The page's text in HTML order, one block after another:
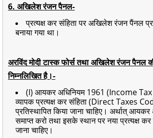
6. अखिलेश रंजन पैनल-
प्रत्यक्ष कर संहिता पर अखिलेश रंजन पैंनल
बनाया गया था।
अरविंद मोदी टास्क फोर्स तथा अखिलेश रंजन पैनल
निम्नलिखित है।-
(I) आयकर अधिनियम 1961 (Income
व्यापक प्रत्यक्ष कर संहिता (Direct Taxes
प्रतिस्थापित किया जाना चाहिए। अर्थात्
समाप्त करो तथा इसके स्थान पर नया प्रत्यक्ष कर
जाना चाहिए।